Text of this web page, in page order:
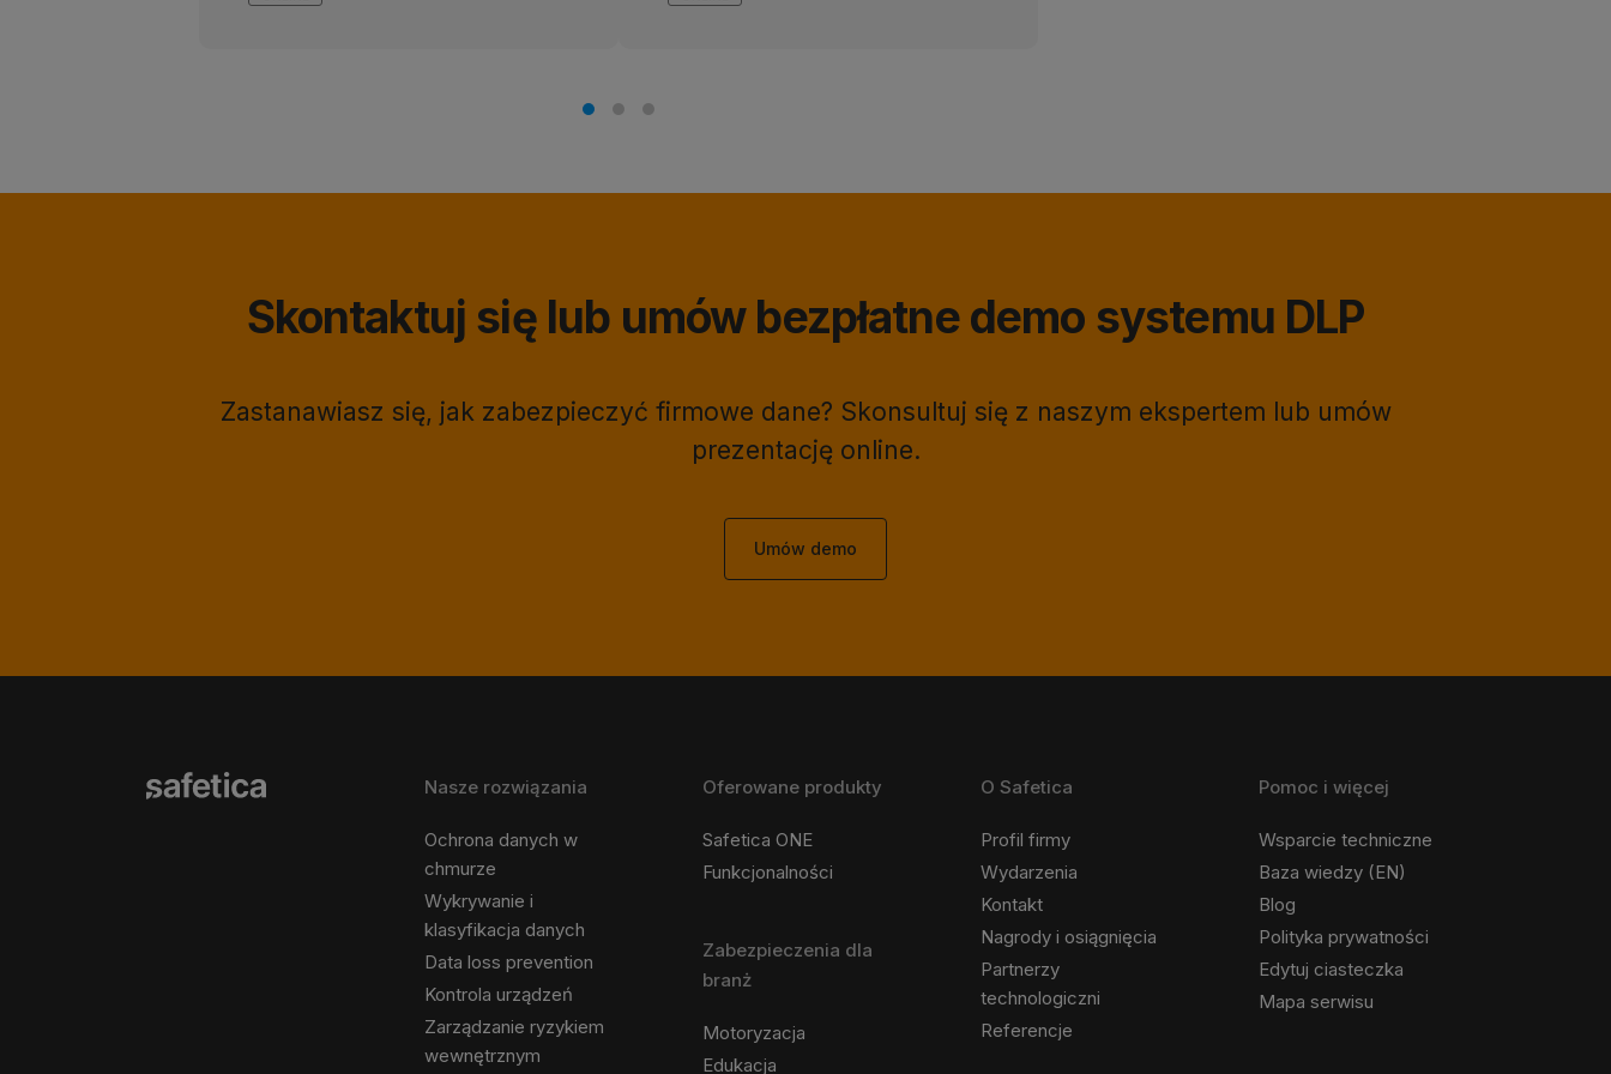
Skontaktuj się lub umów bezpłatne demo systemu DLP
Zastanawiasz się, jak zabezpieczyć firmowe dane? Skonsultuj się z naszym ekspertem lub umów
prezentację online.
Umów demo
Nasze rozwiązania
Ochrona danych w
chmurze
Wykrywanie i
klasyfikacja danych
Data loss prevention
Kontrola urządzeń
Zarządzanie ryzykiem
wewnętrznym
Oferowane produkty
Safetica ONE
Funkcjonalności
Zabezpieczenia dla
branż
Motoryzacja
Edukacja
O Safetica
Profil firmy
Wydarzenia
Kontakt
Nagrody i osiągnięcia
Partnerzy
technologiczni
Referencje
Pomoc i więcej
Wsparcie techniczne
Baza wiedzy (EN)
Blog
Polityka prywatności
Edytuj ciasteczka
Mapa serwisu